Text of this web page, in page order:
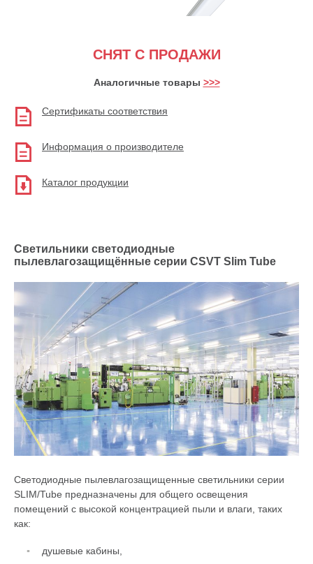
СНЯТ С ПРОДАЖИ
Аналогичные товары >>>
Сертификаты соответствия
Информация о производителе
Каталог продукции
Светильники светодиодные
пылевлагозащищённые серии CSVT Slim Tube
Светодиодные пылевлагозащищенные светильники серии
SLIM/Tube предназначены для общего освещения
помещений с высокой концентрацией пыли и влаги, таких
как:
душевые кабины,